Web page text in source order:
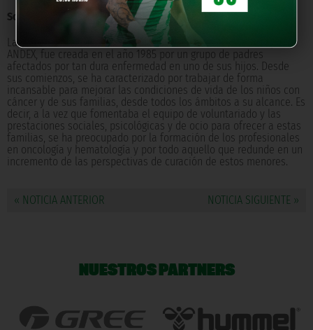
Sobre Andex
La Asociación de Padres de Niños con Cáncer de Andalucía,
ANDEX, fue creada en el año 1985 por un grupo de padres
afectados por tan dura enfermedad en uno de sus hijos. Desde
sus comienzos, se ha caracterizado por trabajar de forma
incansable para mejorar las condiciones de vida de los niños con
cáncer y de sus familias, desde todos los ámbitos a su alcance. Es
decir, a la vez que fomentaba el equipo de voluntariado y las
prestaciones sociales, psicológicas y de ocio para ofrecer a estas
familias, se ha preocupado por la formación de los profesionales
en oncología y hematología y por todo aquello que redunde en un
incremento de las perspectivas de curación de estos menores.
« NOTICIA ANTERIOR NOTICIA SIGUIENTE »
NUESTROS PARTNERS